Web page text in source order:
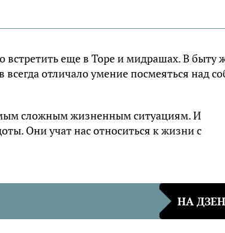
встретить еще в Торе и мидрашах. В быту
всегда отличало умение посмеяться над
сложным жизненным ситуациям. И
Они учат нас относиться к жизни с
НА ДЗЕН